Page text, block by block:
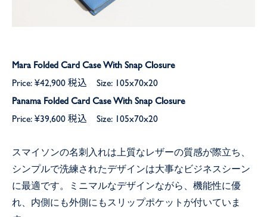
Mara Folded Card Case With Snap Closure
Price: ¥42,900 税込 Size: 105x70x20
Panama Folded Card Case With Snap Closure
Price: ¥39,600 税込 Size: 105x70x20
スマイソンの名刺入れは上質なレザーの質感が際立ち、
シンプルで洗練されたデザインは大事なビジネスシーン
に最適です。ミニマルなデザインながら、機能性に優
れ、内側にも外側にもスリップポケットが付いていま